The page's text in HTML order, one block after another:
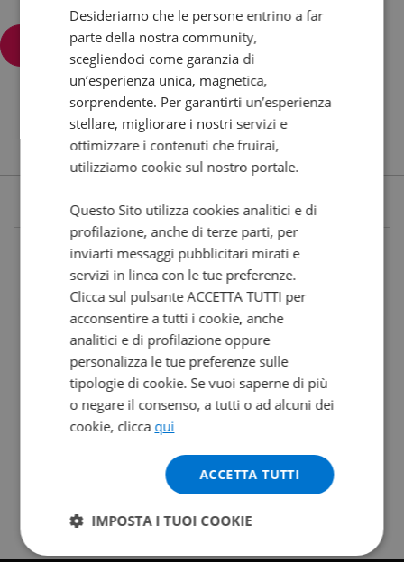
Filtra e ordina
Desideriamo che le persone entrino a far
parte della nostra community,
scegliendoci come garanzia di
un’esperienza unica, magnetica,
sorprendente. Per garantirti un’esperienza
stellare, migliorare i nostri servizi e
ottimizzare i contenuti che fruirai,
utilizziamo cookie sul nostro portale.
Questo Sito utilizza cookies analitici e di
profilazione, anche di terze parti, per
inviarti messaggi pubblicitari mirati e
servizi in linea con le tue preferenze.
Clicca sul pulsante ACCETTA TUTTI per
acconsentire a tutti i cookie, anche
analitici e di profilazione oppure
personalizza le tue preferenze sulle
tipologie di cookie. Se vuoi saperne di più
o negare il consenso, a tutti o ad alcuni dei
cookie, clicca qui
ACCETTA TUTTI
IMPOSTA I TUOI COOKIE